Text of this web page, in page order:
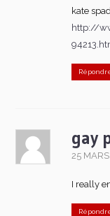
kate
http://
gay
25
I really